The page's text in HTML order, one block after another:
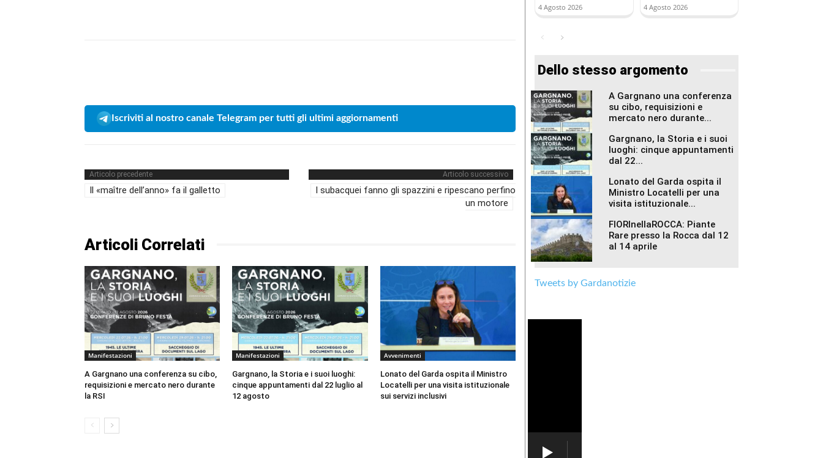
Iscriviti al nostro canale Telegram per tutti gli ultimi aggiornamenti
Articolo precedente
Il «maître dell’anno» fa il galletto
Articolo successivo
I subacquei fanno gli spazzini e ripescano perfino
un motore
Articoli Correlati
Manifestazioni
A Gargnano una conferenza su cibo,
requisizioni e mercato nero durante
la RSI
Manifestazioni
Gargnano, la Storia e i suoi luoghi:
cinque appuntamenti dal 22 luglio al
12 agosto
Avvenimenti
Lonato del Garda ospita il Ministro
Locatelli per una visita istituzionale
sui servizi inclusivi
4 Agosto 2026 4 Agosto 2026
Dello stesso argomento
A Gargnano una conferenza
su cibo, requisizioni e
mercato nero durante...
Gargnano, la Storia e i suoi
luoghi: cinque appuntamenti
dal 22...
Lonato del Garda ospita il
Ministro Locatelli per una
visita istituzionale...
FIORInellaROCCA: Piante
Rare presso la Rocca dal 12
al 14 aprile
Tweets by Gardanotizie